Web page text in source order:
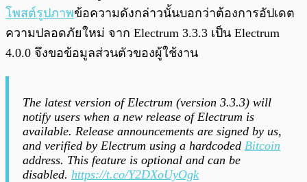
โพสต์รูปภาพข้อความดังกล่าวนั้นบอกว่าต้องการอัปเดต
ความปลอดภัยใหม่ จาก Electrum 3.3.3 เป็น Electrum
4.0.0 จึงขอข้อมูลส่วนตัวของผู้ใช้งาน
The latest version of Electrum (version 3.3.3) will
notify users when a new release of Electrum is
available. Release announcements are signed by us,
and verified by Electrum using a hardcoded Bitcoin
address. This feature is optional and can be
disabled. https://t.co/Y2DXoUyOgk